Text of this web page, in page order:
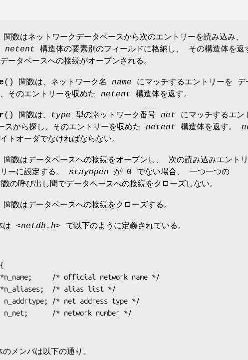
数はネットワークデータベースから次のエントリーを読み込み、
netent 構造体の要素別のフィールドに格納し、 その構造体を返
ータベースへの接続がオープンされる。
() 関数は、ネットワーク名 name にマッチするエントリーを デ
そのエントリーを収めた netent 構造体を返す。
() 関数は、 type 型のネットワーク番号 net にマッチするエン
スから探し、そのエントリーを収めた netent 構造体を返す。
トオーダでなければならない。
数はデータベースへの接続をオープンし、 次の読み込みエント
ーに設定する。 stayopen が 0 でない場合、 一つ一つの
の呼び出し間でデータベースへの接続をクローズしない。
数はデータベースへの接続をクローズする。
は <netdb.h> で以下のように定義されている。
メンバは以下の通り。